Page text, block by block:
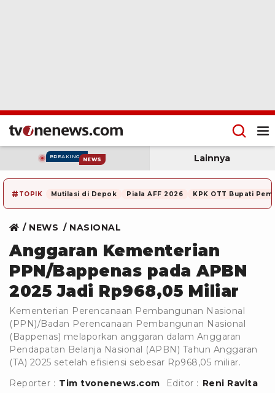
BREAKING NEWS Lainnya
# TOPIK Mutilasi di Depok Piala AFF 2026 KPK OTT Bupati
NEWS NASIONAL
Anggaran Kementerian
PPN/Bappenas pada APBN
2025 Jadi Rp968,05 Miliar
Kementerian Perencanaan Pembangunan Nasional
(PPN)/Badan Perencanaan Pembangunan Nasional
(Bappenas) melaporkan anggaran dalam Anggaran
Pendapatan Belanja Nasional (APBN) Tahun Anggaran
(TA) 2025 setelah efisiensi sebesar Rp968,05 miliar.
Reporter : Tim tvonenews.com Editor : Reni Ravita